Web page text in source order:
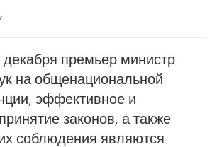
декабря премьер-министр
на общенациональной
эффективное и
законов, а также
соблюдения являются